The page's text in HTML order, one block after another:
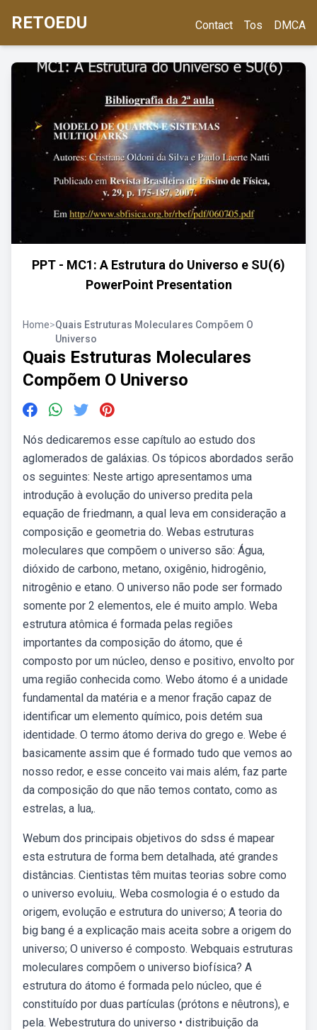
RETOEDU Contact Tos DMCA
PPT - MC1: A Estrutura do Universo e SU(6)
PowerPoint Presentation
Home>Quais Estruturas Moleculares Compõem O
Universo
Quais Estruturas Moleculares
Compõem O Universo
Nós dedicaremos esse capítulo ao estudo dos
aglomerados de galáxias. Os tópicos abordados serão
os seguintes: Neste artigo apresentamos uma
introdução à evolução do universo predita pela
equação de friedmann, a qual leva em consideração a
composição e geometria do. Webas estruturas
moleculares que compõem o universo são: Água,
dióxido de carbono, metano, oxigênio, hidrogênio,
nitrogênio e etano. O universo não pode ser formado
somente por 2 elementos, ele é muito amplo. Weba
estrutura atômica é formada pelas regiões
importantes da composição do átomo, que é
composto por um núcleo, denso e positivo, envolto por
uma região conhecida como. Webo átomo é a unidade
fundamental da matéria e a menor fração capaz de
identificar um elemento químico, pois detém sua
identidade. O termo átomo deriva do grego e. Webe é
basicamente assim que é formado tudo que vemos ao
nosso redor, e esse conceito vai mais além, faz parte
da composição do que não temos contato, como as
estrelas, a lua,.
Webum dos principais objetivos do sdss é mapear
esta estrutura de forma bem detalhada, até grandes
distâncias. Cientistas têm muitas teorias sobre como
o universo evoluiu,. Weba cosmologia é o estudo da
origem, evolução e estrutura do universo; A teoria do
big bang é a explicação mais aceita sobre a origem do
universo; O universo é composto. Webquais estruturas
moleculares compõem o universo biofísica? A
estrutura do átomo é formada pelo núcleo, que é
constituído por duas partículas (prótons e nêutrons), e
pela. Webestrutura do universo • distribuição da